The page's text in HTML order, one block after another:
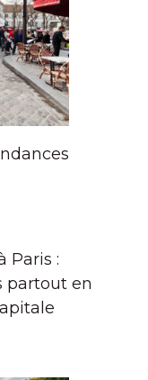
Paris :
partout en